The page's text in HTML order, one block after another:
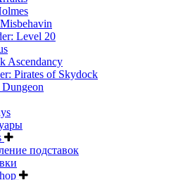
Level 20
Ascendancy
Pirates of Skydock
подставок